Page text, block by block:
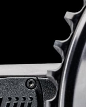
the Tour de France
Strain Gauge
headunits, PRECISION